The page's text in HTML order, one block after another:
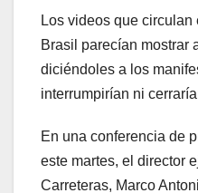
Los videos que
Brasil parecían mostrar
diciéndoles a los
interrumpirían ni
En una conferencia de
este martes, el director
Carreteras, Marco